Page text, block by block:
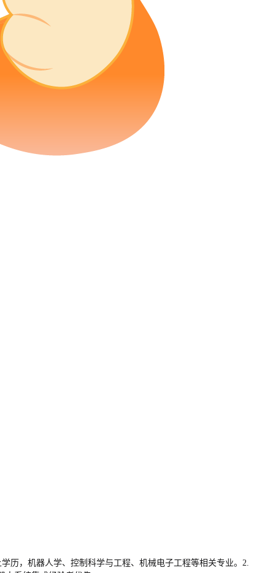
历，机器人学、控制科学与工程、机械电子工程等相关专业。2.